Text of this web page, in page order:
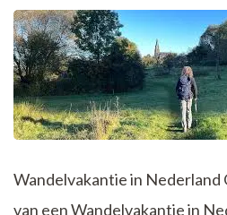
Wandelvakantie in Nederland
van een Wandelvakantie in